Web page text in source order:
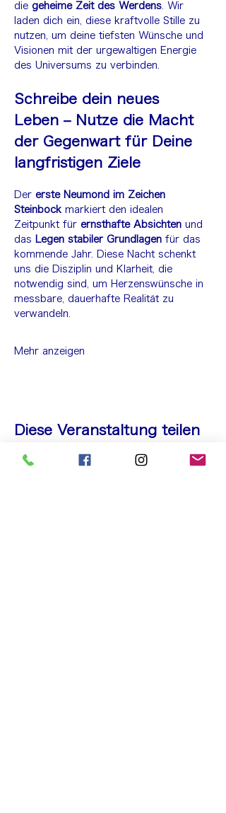
die geheime Zeit des Werdens . Wir
laden dich ein, diese kraftvolle Stille zu
nutzen, um deine tiefsten Wünsche und
Visionen mit der urgewaltigen Energie
des Universums zu verbinden.
Schreibe dein neues
Leben – Nutze die Macht
der Gegenwart für Deine
langfristigen Ziele
Der erste Neumond im Zeichen
Steinbock markiert den idealen
Zeitpunkt für ernsthafte Absichten und
das Legen stabiler Grundlagen für das
kommende Jahr. Diese Nacht schenkt
uns die Disziplin und Klarheit, die
notwendig sind, um Herzenswünsche in
messbare, dauerhafte Realität zu
verwandeln.
Mehr anzeigen
Diese Veranstaltung teilen